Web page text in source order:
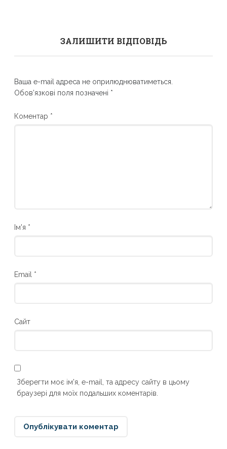
ЗАЛИШИТИ ВІДПОВІДЬ
Ваша e-mail адреса не оприлюднюватиметься.
Обов’язкові поля позначені *
Коментар *
Ім'я *
Email *
Сайт
Зберегти моє ім'я, e-mail, та адресу сайту в цьому
браузері для моїх подальших коментарів.